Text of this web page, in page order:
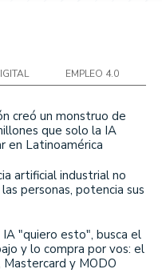
EMPLEO 4.0
creó un monstruo de
que solo la IA
en Latinoamérica
artificial industrial no
personas, potencia sus
IA "quiero esto", busca el
y lo compra por vos: el
Mastercard y MODO